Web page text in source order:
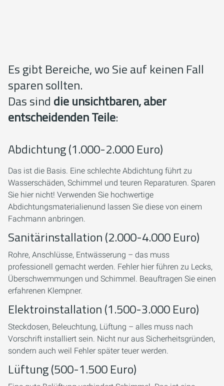
Es gibt Bereiche, wo Sie auf keinen Fall
sparen sollten.
Das sind die unsichtbaren, aber
entscheidenden Teile:
Abdichtung (1.000-2.000 Euro)
Das ist die Basis. Eine schlechte Abdichtung führt zu
Wasserschäden, Schimmel und teuren Reparaturen. Sparen
Sie hier nicht! Verwenden Sie hochwertige
Abdichtungsmaterialienund lassen Sie diese von einem
Fachmann anbringen.
Sanitärinstallation (2.000-4.000 Euro)
Rohre, Anschlüsse, Entwässerung – das muss
professionell gemacht werden. Fehler hier führen zu Lecks,
Überschwemmungen und Schimmel. Beauftragen Sie einen
erfahrenen Klempner.
Elektroinstallation (1.500-3.000 Euro)
Steckdosen, Beleuchtung, Lüftung – alles muss nach
Vorschrift installiert sein. Nicht nur aus Sicherheitsgründen,
sondern auch weil Fehler später teuer werden.
Lüftung (500-1.500 Euro)